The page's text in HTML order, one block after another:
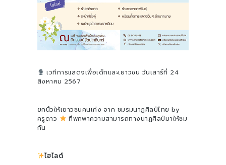
เวทีการแสดงเพื่อเด็กและเยาวชน วันเสาร์ที่ 24
สิงหาคม 2567
ยกนิ้วให้เยาวชนคนเก่ง จาก ชมรมนาฏศิลป์ไทย by
ครูดาว
ที่พกพาความสามารถทางนาฏศิลป์มาให้ชม
กัน
ไฮไลต์